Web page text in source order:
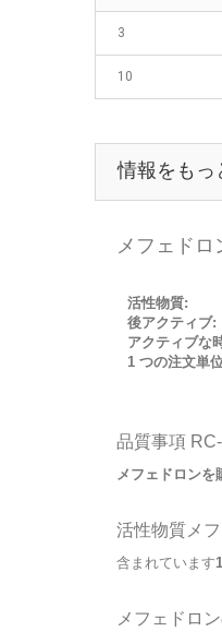
3
10
情報をもっ
メフェドロ
活性物質:
後アクティブ:
アクティブな
1 つの注文単
品質事項
メフェドロンを
活性物質メ
含まれています
メフェドロ